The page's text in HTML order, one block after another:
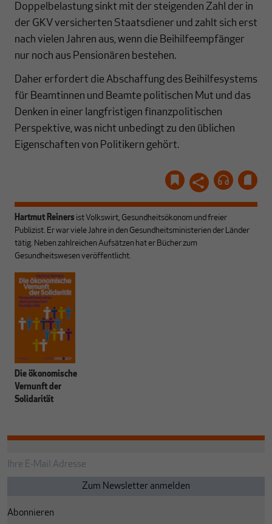
Doppelbelastung sinkt mit der steigenden Zahl der in
der GKV versicherten Staatsdiener und zahlt sich erst
nach vielen Jahren aus, wenn die Beihilfeempfänger
nur noch aus Pensionären bestehen.
Daher erfordert die Abschaffung des Beihilfesystems
für Beamtinnen und Beamte politischen Mut und das
Denken in einer langfristigen finanzpolitischen
Perspektive, was nicht unbedingt zu den üblichen
Eigenschaften von Politikern gehört.
Hartmut Reiners ist Volkswirt, Gesundheitsökonom und freier
Publizist. Er war viele Jahre in den Gesundheitsministerien der Länder
tätig. Neben zahlreichen Aufsätzen hat er Bücher zum
Gesundheitswesen veröffentlicht.
Die ökonomische
Vernunft der
Solidarität
Abonnieren